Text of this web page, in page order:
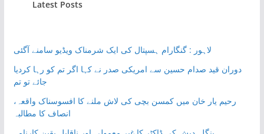
Latest Posts
لاہور : گنگارام ہسپتال کی ایک شرمناک ویڈیو سامنے آگئی
دوران قید صدام حسین سے امریکی صدر نے کہا اگر تم کو رہا کردیا
جائے تو تم
رحیم یار خان میں کمسن بچی کی لاش ملنے کا افسوسناک واقعہ،
انصاف کا مطالبہ